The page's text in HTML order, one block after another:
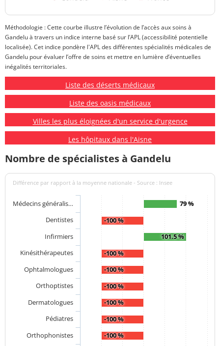
Méthodologie : Cette courbe illustre l’évolution de l’accès aux soins à
Gandelu à travers un indice interne basé sur l’APL (accessibilité potentielle
localisée). Cet indice pondère l'APL des différentes spécialités médicales de
Gandelu pour évaluer l’offre de soins et mettre en lumière d’éventuelles
inégalités territoriales.
Liste des déserts médicaux
Liste des oasis médicaux
Villes les plus éloignées d'un service d'urgence
Les hôpitaux dans l'Aisne
Nombre de spécialistes à Gandelu
Différence par rapport à la moyenne nationale - Source : Insee
79 %
-100 %
101.5 %
-100 %
-100 %
-100 %
-100 %
-100 %
-100 %
Médecins généralis…
Dentistes
Infirmiers
Kinésithérapeutes
Ophtalmologues
Orthoptistes
Dermatologues
Pédiatres
Orthophonistes